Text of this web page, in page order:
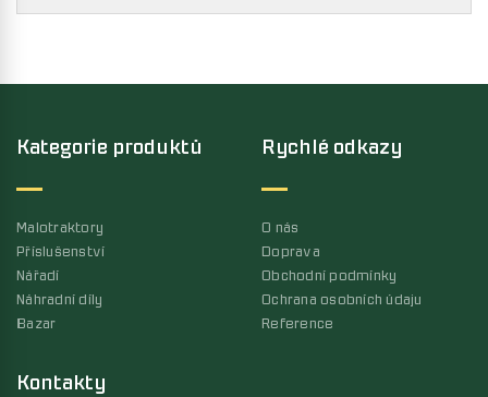
Kontakty
Kategorie produktů
Malotraktory
Příslušenství
Nářadí
Náhradní díly
Bazar
Rychlé odkazy
O nás
Doprava
Obchodní podmínky
Ochrana osobních údaju
Reference